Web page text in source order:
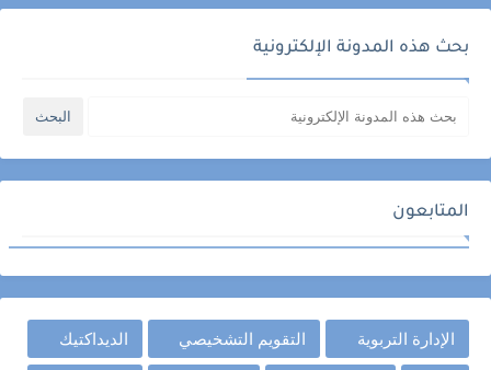
بحث هذه المدونة الإلكترونية
المتابعون
الإدارة التربوية التقويم التشخيصي الديداكتيك